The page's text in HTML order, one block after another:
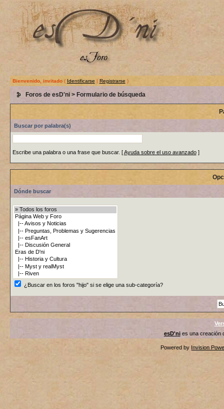
Bienvenido, invitado( Identificarse | Registrarse )
Foros de esD'ni> Formulario de búsqueda
Buscar por palabra(s)
Escribe una palabra o una frase que buscar. [Ayuda sobre el uso avanzado]
Dónde buscar
¿Buscar en los foros "hijo" si se elige una sub-categoría?
esD'nies una creación
Powered by Invision